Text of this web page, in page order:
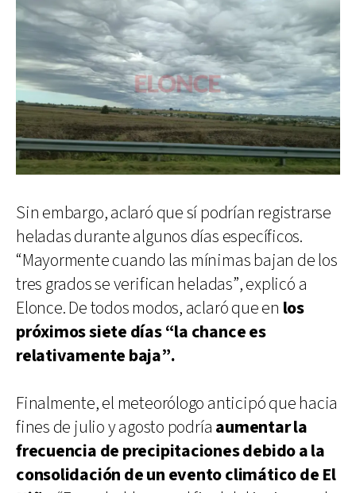
Sin embargo, aclaró que sí podrían registrarse
heladas durante algunos días específicos.
“Mayormente cuando las mínimas bajan de los
tres grados se verifican heladas”, explicó a
Elonce. De todos modos, aclaró que en los
próximos siete días “la chance es
relativamente baja”.
Finalmente, el meteorólogo anticipó que hacia
fines de julio y agosto podría aumentar la
frecuencia de precipitaciones debido a la
consolidación de un evento climático de El